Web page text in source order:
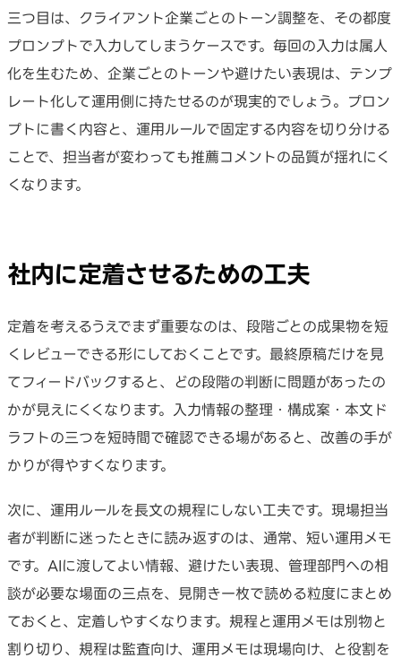
三つ目は、クライアント企業ごとのトーン調整を、その都度
プロンプトで入力してしまうケースです。毎回の入力は属人
化を生むため、企業ごとのトーンや避けたい表現は、テンプ
レート化して運用側に持たせるのが現実的でしょう。プロン
プトに書く内容と、運用ルールで固定する内容を切り分ける
ことで、担当者が変わっても推薦コメントの品質が揺れにく
くなります。
社内に定着させるための工夫
定着を考えるうえでまず重要なのは、段階ごとの成果物を短
くレビューできる形にしておくことです。最終原稿だけを見
てフィードバックすると、どの段階の判断に問題があったの
かが見えにくくなります。入力情報の整理・構成案・本文ド
ラフトの三つを短時間で確認できる場があると、改善の手が
かりが得やすくなります。
次に、運用ルールを長文の規程にしない工夫です。現場担当
者が判断に迷ったときに読み返すのは、通常、短い運用メモ
です。AIに渡してよい情報、避けたい表現、管理部門への相
談が必要な場面の三点を、見開き一枚で読める粒度にまとめ
ておくと、定着しやすくなります。規程と運用メモは別物と
割り切り、規程は監査向け、運用メモは現場向け、と役割を